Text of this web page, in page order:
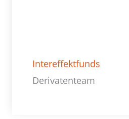
Intereffektfunds
Derivatenteam